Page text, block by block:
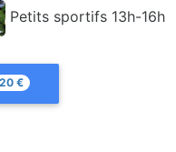
Petits sportifs 13h-16h
€